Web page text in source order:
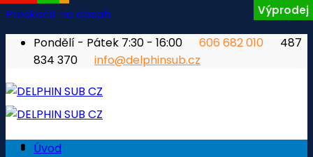
Přeskočit na obsah
Pondělí - Pátek 7:30 - 16:00
606 682 010
487
834 370
info@delphinsub.cz
Úvod
Výprodej